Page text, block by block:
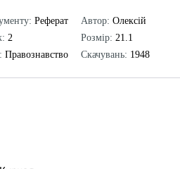
Реферат
2
Правознавство
Автор: Олексій
Розмір: 21.1
Скачувань: 1948